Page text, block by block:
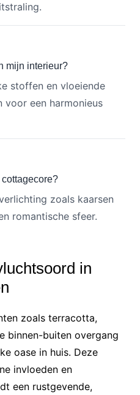
mijn interieur?
stoffen en vloeiende
voor een harmonieus
zoals kaarsen
romantische sfeer.
in
zoals terracotta,
binnen-buiten overgang
oase in huis. Deze
invloeden en
een rustgevende,